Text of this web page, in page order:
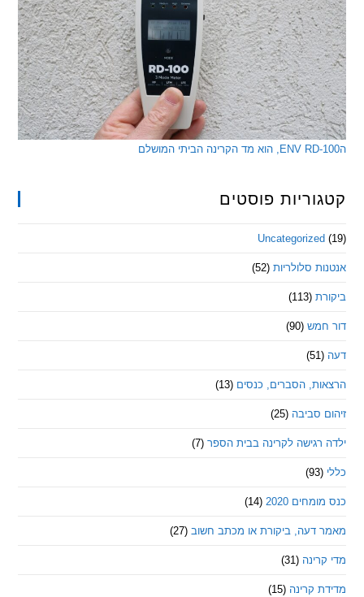
פוסטים
סלולריות (52)
(90)
הסברים, כנסים (13)
סביבה (25)
לקרינה בבית הספר (7)
2020
(14)
ביקורת או מכתב חשוב (27)
(31)
קרינה (15)